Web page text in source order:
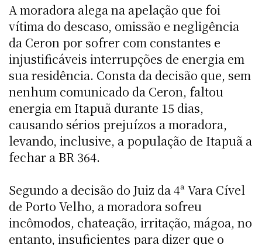
A moradora alega na apelação que foi
vítima do descaso, omissão e negligência
da Ceron por sofrer com constantes e
injustificáveis interrupções de energia em
sua residência. Consta da decisão que, sem
nenhum comunicado da Ceron, faltou
energia em Itapuã durante 15 dias,
causando sérios prejuízos a moradora,
levando, inclusive, a população de Itapuã a
fechar a BR 364.
Segundo a decisão do Juiz da 4ª Vara Cível
de Porto Velho, a moradora sofreu
incômodos, chateação, irritação, mágoa, no
entanto, insuficientes para dizer que o